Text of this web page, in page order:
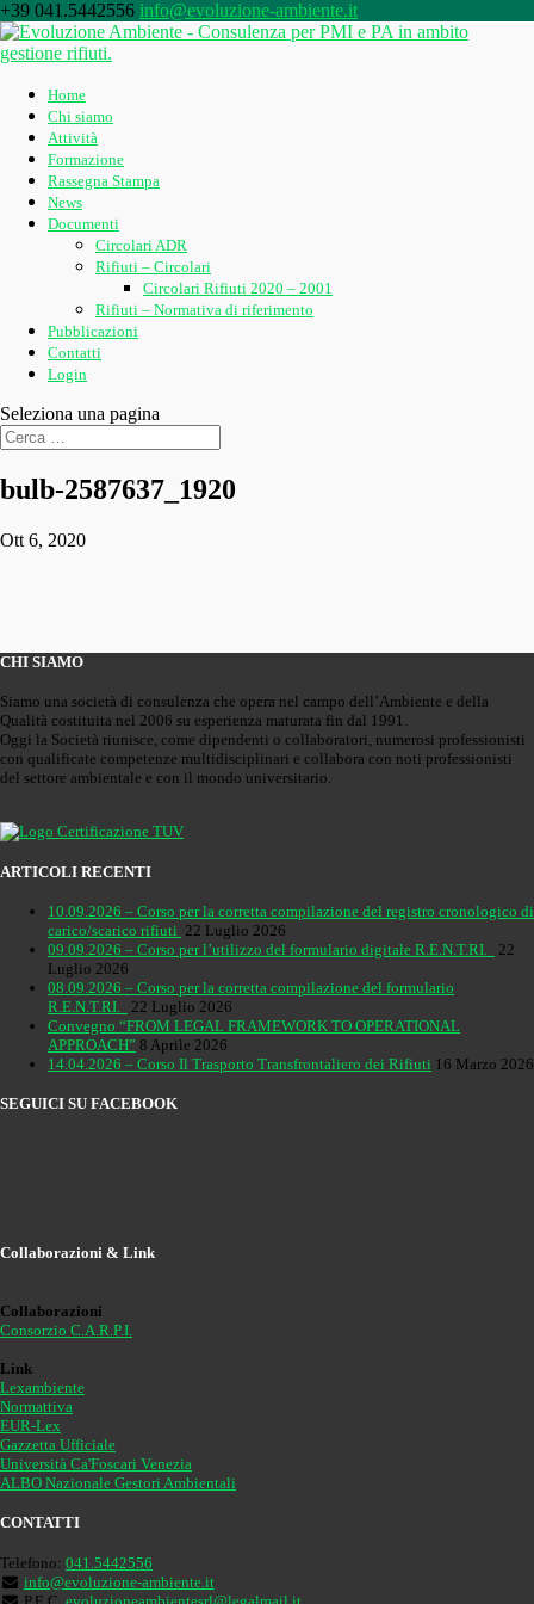
+39 041.5442556 info@evoluzione-ambiente.it
Home
Chi siamo
Attività
Formazione
Rassegna Stampa
News
Documenti
Circolari ADR
Rifiuti – Circolari
Circolari Rifiuti 2020 – 2001
Rifiuti – Normativa di riferimento
Pubblicazioni
Contatti
Login
Seleziona una pagina
bulb-2587637_1920
Ott 6, 2020
CHI SIAMO
Siamo una società di consulenza che opera nel campo dell’Ambiente e della
Qualità costituita nel 2006 su esperienza maturata fin dal 1991.
Oggi la Società riunisce, come dipendenti o collaboratori, numerosi professionisti
con qualificate competenze multidisciplinari e collabora con noti professionisti
del settore ambientale e con il mondo universitario.
ARTICOLI RECENTI
10.09.2026 – Corso per la corretta compilazione del registro cronologico di
carico/scarico rifiuti 22 Luglio 2026
09.09.2026 – Corso per l’utilizzo del formulario digitale R.E.N.T.RI.
22
Luglio 2026
08.09.2026 – Corso per la corretta compilazione del formulario
R.E.N.T.RI.
22 Luglio 2026
Convegno “FROM LEGAL FRAMEWORK TO OPERATIONAL
APPROACH” 8 Aprile 2026
14.04.2026 – Corso Il Trasporto Transfrontaliero dei Rifiuti 16 Marzo 2026
SEGUICI SU FACEBOOK
Collaborazioni & Link
Collaborazioni
Consorzio C.A.R.P.I.
Link
Lexambiente
Normattiva
EUR-Lex
Gazzetta Ufficiale
Università Ca'Foscari Venezia
ALBO Nazionale Gestori Ambientali
CONTATTI
Telefono: 041.5442556
info@evoluzione-ambiente.it